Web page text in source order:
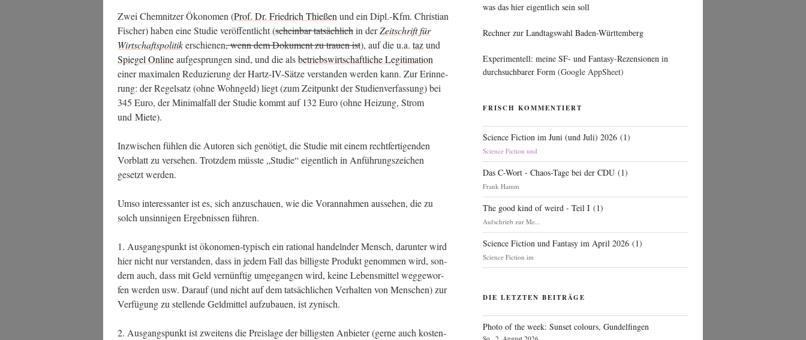
Zwei Chem­nit­zer Öko­no­men (Prof. Dr. Fried­rich Thie­ßen und ein Dipl.-Kfm. Chris­ti­an
Fischer) haben eine Stu­die ver­öf­fent­licht (schein­bar tat­säch­lichin derZeit­schrift für
Wirt­schafts­po­li­tikerschie­nen, wenn dem Doku­ment zu trau­en ist), auf die u.a. tazund
Spie­gel Onlineauf­ge­sprun­gen sind, und die alsbetriebs­wirt­schaft­li­che Legi­ti­ma­ti­on
einer maxi­ma­len Redu­zie­rung der Hartz-IV-Sät­ze ver­stan­den wer­den kann. Zur Erin­ne­
rung: der Regel­satz (ohne Wohn­geld) liegt (zum Zeit­punkt der Stu­di­en­ver­fas­sung) bei
345 Euro, der Mini­mal­fall der Stu­die kommt auf 132 Euro (ohne Hei­zung, Strom
und Miete).
Inzwi­schen füh­len die Autoren sich genö­tigt, die Stu­die mit einem recht­fer­ti­gen­den
Vor­blatt zu ver­se­hen. Trotz­dem müss­te „Stu­die“ eigent­lich in Anfüh­rungs­zei­chen
gesetzt werden.
Umso inter­es­san­ter ist es, sich anzu­schau­en, wie die Vor­an­nah­men aus­se­hen, die zu
solch unsin­ni­gen Ergeb­nis­sen führen.
1. Aus­gangs­punkt ist öko­no­men-typisch ein ratio­nal han­deln­der Mensch, dar­un­ter wird
hier nicht nur ver­stan­den, dass in jedem Fall das bil­ligs­te Pro­dukt genom­men wird, son­
dern auch, dass mit Geld ver­nünf­tig umge­gan­gen wird, kei­ne Lebens­mit­tel weg­ge­wor­
fen wer­den usw. Dar­auf (und nicht auf dem tat­säch­li­chen Ver­hal­ten von Men­schen) zur
Ver­fü­gung zu stel­len­de Geld­mit­tel auf­zu­bau­en, ist zynisch.
2. Aus­gangs­punkt ist zwei­tens die Preis­la­ge der bil­ligs­ten Anbie­ter (ger­ne auch kos­ten­
was das hier eigentlich sein soll
Rechner zur Landtagswahl Baden-Württemberg
Experimentell: meine SF- und Fantasy-Rezensionen in
durchsuchbarer Form (Google AppSheet)
FRISCH KOMMENTIERT
Science Fiction im Juni (und Juli) 2026 (1)
Science Fiction und
Das C-Wort - Chaos-Tage bei der CDU (1)
Frank Hamm
The good kind of weird - Teil I (1)
Aufschrieb zur Me...
Science Fiction und Fantasy im April 2026 (1)
Science Fiction im
DIE LETZTEN BEITRÄGE
Photo of the week: Sunset colours, Gundelfingen